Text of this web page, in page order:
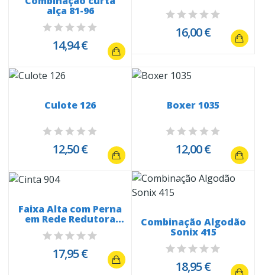
alça 81-96
14,94 €
16,00 €
Culote 126
12,50 €
Boxer 1035
12,00 €
Faixa Alta com Perna
em Rede Redutora
19612
17,95 €
Combinação Algodão
Sonix 415
18,95 €